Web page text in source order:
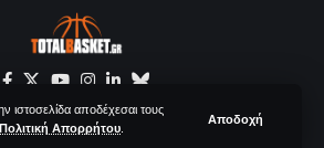
ιστοσελίδα αποδέχεσαι τους
Πολιτική Απορρήτου
Αποδοχή
Totalbasket.gr | All Rights Reserved